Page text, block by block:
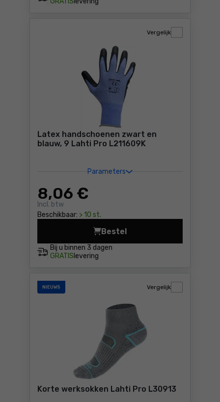
Latex handschoenen zwart en
blauw, 9 Lahti Pro L211609K
Parameters
8,06 €
Incl. btw
Beschikbaar: > 10 st.
Vergelijk
Bij u binnen 3 dagen
GRATIS levering
Bestel
Latex handschoenen zwart
NIEUWS
Korte werksokken Lahti Pro L30913
Vergelijk